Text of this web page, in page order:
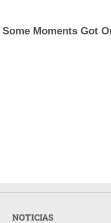
Some Moments Got
NOTICIAS